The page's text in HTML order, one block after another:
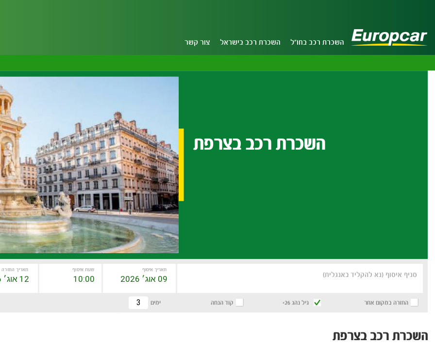
השכרת רכב בחו"ל השכרת רכב בישראל צור קשר
השכרת רכב בצרפת
סניף איסוף (נא להקליד באנגלית)
תאריך איסוף שעת איסוף תאריך החזרה
החזרה במקום אחר גיל נהג 26+ קוד הנחה ימים
השכרת רכב בצרפת